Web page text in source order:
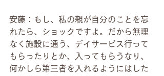
安藤：もし、私の親が自分のことを忘
れたら、ショックですよ。だから無理
なく施設に通う、デイサービス行って
もらったりとか、入ってもらうなり、
何かしら第三者を入れるようにはした